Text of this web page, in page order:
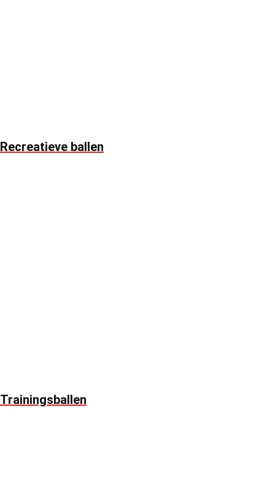
Recreatieve ballen
Trainingsballen